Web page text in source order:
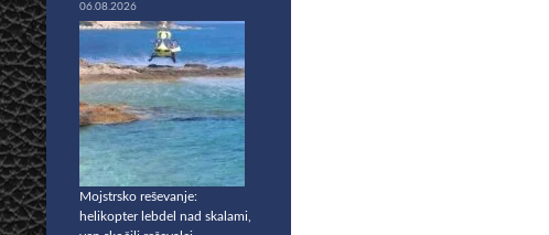
06.08.2026
Mojstrsko reševanje:
helikopter lebdel nad skalami,